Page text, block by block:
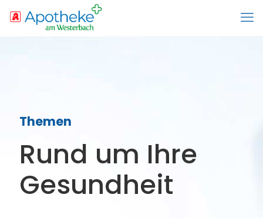
Themen
Rund um Ihre
Gesund­heit